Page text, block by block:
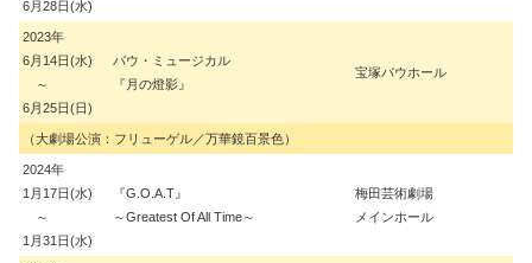
6月28日(水)
2023年
6月14日(水)
～
6月25日(日)
バウ・ミュージカル
『月の燈影』
宝塚バウホール
（大劇場公演：フリューゲル／万華鏡百景色）
2024年
1月17日(水)
～
1月31日(水)
『G.O.A.T』
～Greatest Of All Time～
梅田芸術劇場
メインホール